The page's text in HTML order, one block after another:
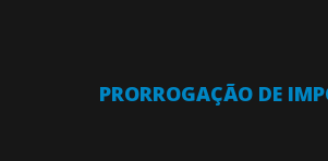
PRORROGAÇÃO DE